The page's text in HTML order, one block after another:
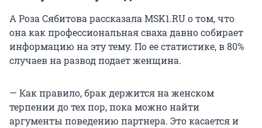
А Роза Сябитова рассказала MSK1.RU о том, что
она как профессиональная сваха давно собирает
информацию на эту тему. По ее статистике, в 80%
случаев на развод подает женщина.
— Как правило, брак держится на женском
терпении до тех пор, пока можно найти
аргументы поведению партнера. Это касается и